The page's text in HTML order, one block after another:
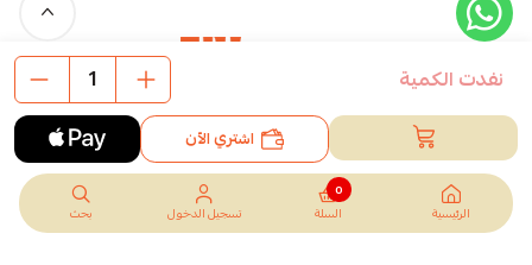
نفدت الكمية
اشتري الآن
محمصة تول.. نكهة طازجة، جودة عالية، وقهوة توصل لك وين ما كنت.
الرئيسية
0
السلة
تسجيل الدخول بحث